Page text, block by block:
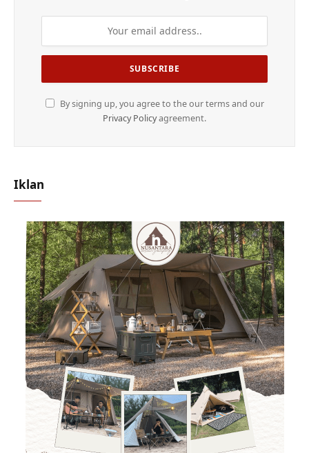
By signing up, you agree to the our terms and our
Privacy Policyagreement.
Iklan